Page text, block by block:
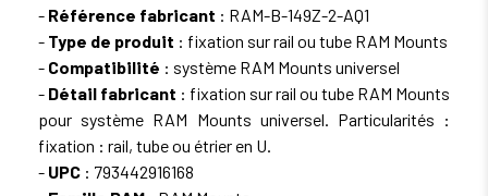
- Référence fabricant : RAM-B-149Z-2-AQ1
- Type de produit : fixation sur rail ou tube RAM Mounts
- Compatibilité : système RAM Mounts universel
- Détail fabricant : fixation sur rail ou tube RAM Mounts
pour système RAM Mounts universel. Particularités :
fixation : rail, tube ou étrier en U.
- UPC : 793442916168